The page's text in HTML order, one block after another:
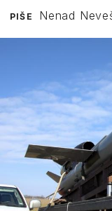
PIŠE Nenad